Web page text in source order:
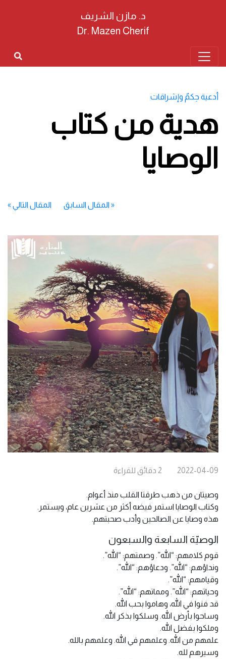
د. مازن الشريف
Dr. Mazen Cherif
أدعية حِكمٌ وإشراقات
هدية من كتاب
الوصايا
«المقال السابق المقال التالي »
2022-04-09
2 دقائق للقراءة
وصيتان من ذهب طرقتا القلب منذ أعوام.
وكتاب الوصايا استمر فيضه أكثر من عشرين عام، ويستمر.
هذه وصايا عن الصالحين وأدب صحبتهم.
الوصيّة السابعة والسبعون
قوم كلامهم: “الله”. وصمتهم: “الله”.
ونداؤهم: “الله”. ودعاؤهم: “الله”.
وقيامهم: “الله”.
وحياتهم: “الله”. ومماتهم: “الله”.
قد فنوا في الله، وهاموا بحب الله.
وساحوا بأرض الله. وسلكوا بذكر الله.
وملكوا بفضل الله.
علمهم من الله. وعلمهم في الله. وعلمهم بالله.
وسيرهم لله.